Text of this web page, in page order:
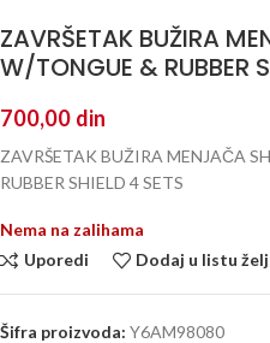
ZAVRŠETAK BUŽIRA
W/TONGUE & RUBBER
700,00 din
ZAVRŠETAK BUŽIRA MENJAČA
RUBBER SHIELD 4 SETS
Nema na zalihama
Uporedi
Dodaj u listu
Šifra proizvoda: Y6AM98080